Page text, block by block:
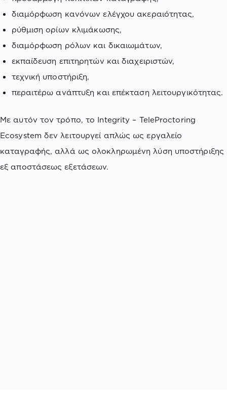
διαμόρφωση κανόνων ελέγχου ακεραιότητας,
ρύθμιση ορίων κλιμάκωσης,
διαμόρφωση ρόλων και δικαιωμάτων,
εκπαίδευση επιτηρητών και διαχειριστών,
τεχνική υποστήριξη,
περαιτέρω ανάπτυξη και επέκταση λειτουργικότητας.
Με αυτόν τον τρόπο, το Integrity – TeleProctoring
Ecosystem δεν λειτουργεί απλώς ως εργαλείο
καταγραφής, αλλά ως ολοκληρωμένη λύση υποστήριξης
εξ αποστάσεως εξετάσεων.